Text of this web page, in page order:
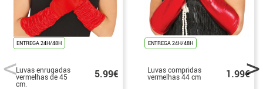
ENTREGA 24H/48H
Luvas enrugadas
vermelhas de 45
cm.
5.99€
ENTREGA 24H/48H
Luvas compridas
vermelhas 44 cm 1.99€